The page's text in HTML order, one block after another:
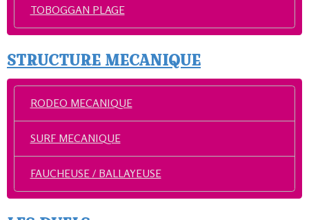
TOBOGGAN PLAGE
STRUCTURE MECANIQUE
RODEO MECANIQUE
SURF MECANIQUE
FAUCHEUSE / BALLAYEUSE